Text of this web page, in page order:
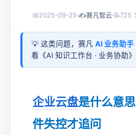
📅2025-09-25 ✍️赛凡智云 📝725
💡 这类问题，赛凡 AI 业务助手
看《AI 知识工作台 · 业务协助
企业云盘是什么意
件失控才追问